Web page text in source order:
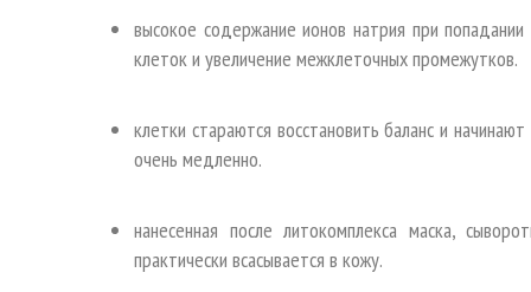
высокое содержание ионов натрия при
клеток и увеличение межклеточных промежутков.
клетки стараются восстановить баланс и
очень медленно.
нанесенная после литокомплекса маска,
практически всасывается в кожу.